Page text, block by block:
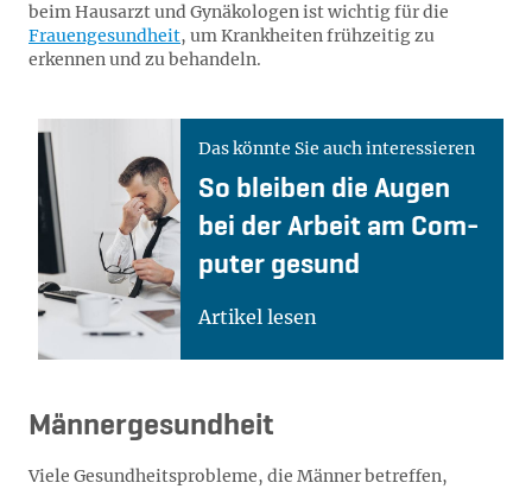
beim Hausarzt und Gynäkologen ist wichtig für die
Frauengesundheit, um Krankheiten frühzeitig zu
erkennen und zu behandeln.
Das könnte Sie auch interessieren
So blei­ben die Au­gen
bei der Ar­beit am Com­
pu­ter ge­sund
Artikel lesen
Männergesundheit
Viele Gesundheitsprobleme, die Männer betreffen,